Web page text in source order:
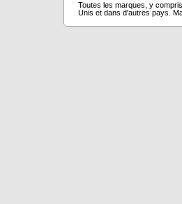
Toutes les marques, y
Unis et dans d'autres pays.